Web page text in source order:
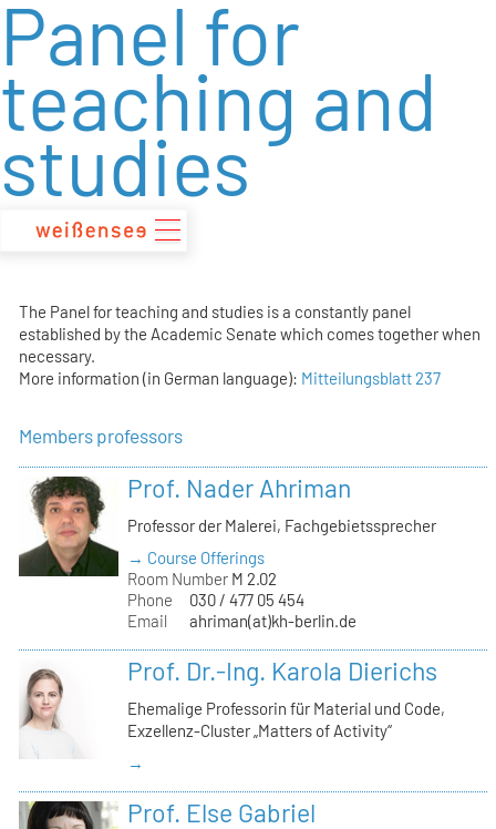
zum
Inhalt
Panel for
teaching and
studies
The Panel for teaching and studies is a constantly panel
established by the Academic Senate which comes together when
necessary.
More information (in German language): Mitteilungsblatt 237
Members professors
Prof. Nader Ahriman
Professor der Malerei, Fachgebietssprecher
→ Course Offerings
Room Number M 2.02
Phone
030 / 477 05 454
Email
ahriman(at)kh-berlin.de
Prof. Dr.-Ing. Karola Dierichs
Ehemalige Professorin für Material und Code,
Exzellenz-Cluster „Matters of Activity“
→
Prof. Else Gabriel